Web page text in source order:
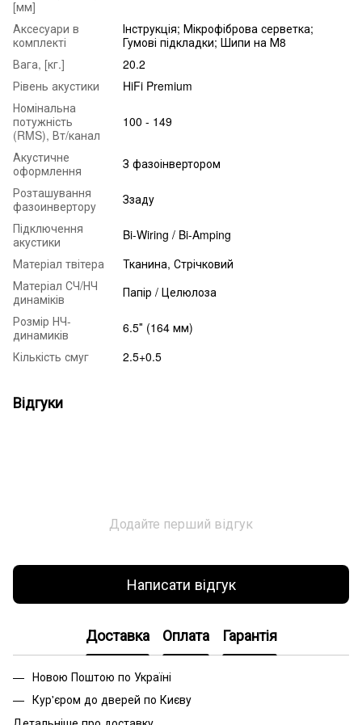
[мм]
Аксесуари в
комплекті
Інструкція; Мікрофіброва серветка;
Гумові підкладки; Шипи на М8
Вага, [кг.]
20.2
Рівень акустики
HiFi Premium
Номінальна
потужність
(RMS), Вт/канал
100 - 149
Акустичне
оформлення
З фазоінвертором
Розташування
фазоинвертору
Ззаду
Підключення
акустики
Bi-Wiring / Bi-Amping
Матеріал твітера
Тканина, Стрічковий
Матеріал СЧ/НЧ
динаміків
Папір / Целюлоза
Розмір НЧ-
динамиків
6.5″ (164 мм)
Кількість смуг
2.5+0.5
Відгуки
Додайте перший відгук
Написати відгук
Доставка Оплата Гарантія
Новою Поштою по Україні
Кур'єром до дверей по Києву